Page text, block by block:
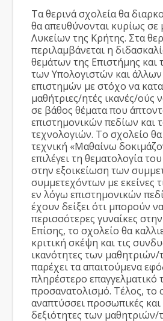
Τα θερινά σχολεία θα
θα απευθύνονται κυρίως σε
Λυκείων της Κρήτης. Στα
περιλαμβάνεται η
θεμάτων της Επιστήμης και
των Υπολογιστών και άλλων
επιστημών με στόχο να
μαθήτριες/ητές ικανές/ούς
σε βάθος θέματα που
επιστημονικών πεδίων και
τεχνολογιών. Το σχολείο
τεχνική «Μαθαίνω
επιλέγει τη θεματολογία
στην εξοικείωση των
συμμετεχόντων με εκείνες
εν λόγω επιστημονικών
έχουν δείξει ότι μπορούν
περισσότερες γυναίκες
Επίσης, το σχολείο θα
κριτική σκέψη και τις
ικανότητες των μαθητριών/
παρέχει τα απαιτούμενα
πληρέστερο επαγγελματικό
προσανατολισμό. Τέλος, το
αναπτύσσει προσωπικές και
δεξιότητες των μαθητριών/